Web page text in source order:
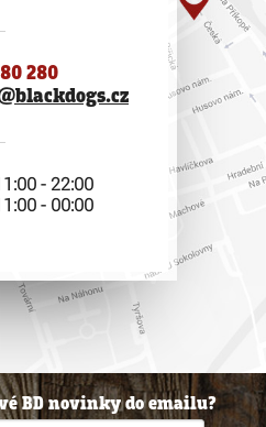
280
- 22:00
- 00:00
BD novinky do emailu?